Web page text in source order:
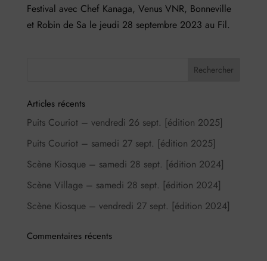
Festival avec Chef Kanaga, Venus VNR, Bonneville
et Robin de Sa le jeudi 28 septembre 2023 au Fil.
Articles récents
Puits Couriot – vendredi 26 sept. [édition 2025]
Puits Couriot – samedi 27 sept. [édition 2025]
Scène Kiosque – samedi 28 sept. [édition 2024]
Scène Village – samedi 28 sept. [édition 2024]
Scène Kiosque – vendredi 27 sept. [édition 2024]
Commentaires récents